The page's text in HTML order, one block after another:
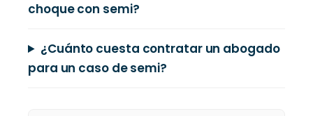
choque con semi?
¿Cuánto cuesta contratar un abogado
para un caso de semi?